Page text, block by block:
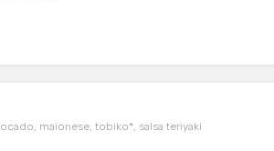
maionese, tobiko*, salsa teriyaki